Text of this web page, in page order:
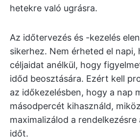
hetekre való ugrásra.
Az időtervezés és -kezelés
sikerhez. Nem érheted el napi,
céljaidat anélkül, hogy
időd beosztására. Ezért kell
az időkezelésben, hogy a nap
másodpercét kihasználd,
maximalizálod a
időt.